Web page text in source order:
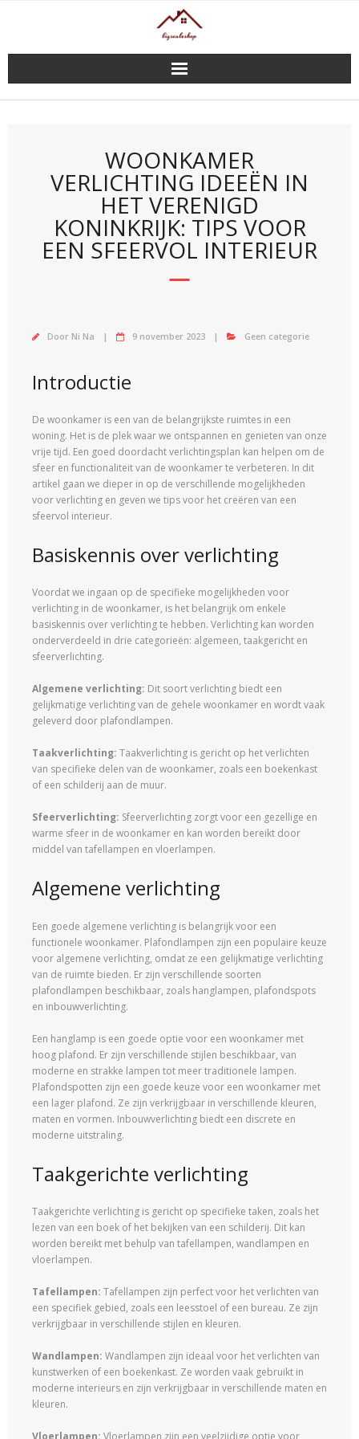
WOONKAMER
VERLICHTING IDEEËN IN
HET VERENIGD
KONINKRIJK: TIPS VOOR
EEN SFEERVOL INTERIEUR
Door Ni Na 9 november 2023 Geen categorie
Introductie
De woonkamer is een van de belangrijkste ruimtes in een
woning. Het is de plek waar we ontspannen en genieten van onze
vrije tijd. Een goed doordacht verlichtingsplan kan helpen om de
sfeer en functionaliteit van de woonkamer te verbeteren. In dit
artikel gaan we dieper in op de verschillende mogelijkheden
voor verlichting en geven we tips voor het creëren van een
sfeervol interieur.
Basiskennis over verlichting
Voordat we ingaan op de specifieke mogelijkheden voor
verlichting in de woonkamer, is het belangrijk om enkele
basiskennis over verlichting te hebben. Verlichting kan worden
onderverdeeld in drie categorieën: algemeen, taakgericht en
sfeerverlichting.
Algemene verlichting: Dit soort verlichting biedt een
gelijkmatige verlichting van de gehele woonkamer en wordt vaak
geleverd door plafondlampen.
Taakverlichting: Taakverlichting is gericht op het verlichten
van specifieke delen van de woonkamer, zoals een boekenkast
of een schilderij aan de muur.
Sfeerverlichting: Sfeerverlichting zorgt voor een gezellige en
warme sfeer in de woonkamer en kan worden bereikt door
middel van tafellampen en vloerlampen.
Algemene verlichting
Een goede algemene verlichting is belangrijk voor een
functionele woonkamer. Plafondlampen zijn een populaire keuze
voor algemene verlichting, omdat ze een gelijkmatige verlichting
van de ruimte bieden. Er zijn verschillende soorten
plafondlampen beschikbaar, zoals hanglampen, plafondspots
en inbouwverlichting.
Een hanglamp is een goede optie voor een woonkamer met
hoog plafond. Er zijn verschillende stijlen beschikbaar, van
moderne en strakke lampen tot meer traditionele lampen.
Plafondspotten zijn een goede keuze voor een woonkamer met
een lager plafond. Ze zijn verkrijgbaar in verschillende kleuren,
maten en vormen. Inbouwverlichting biedt een discrete en
moderne uitstraling.
Taakgerichte verlichting
Taakgerichte verlichting is gericht op specifieke taken, zoals het
lezen van een boek of het bekijken van een schilderij. Dit kan
worden bereikt met behulp van tafellampen, wandlampen en
vloerlampen.
Tafellampen: Tafellampen zijn perfect voor het verlichten van
een specifiek gebied, zoals een leesstoel of een bureau. Ze zijn
verkrijgbaar in verschillende stijlen en kleuren.
Wandlampen: Wandlampen zijn ideaal voor het verlichten van
kunstwerken of een boekenkast. Ze worden vaak gebruikt in
moderne interieurs en zijn verkrijgbaar in verschillende maten en
kleuren.
Vloerlampen: Vloerlampen zijn een veelzijdige optie voor